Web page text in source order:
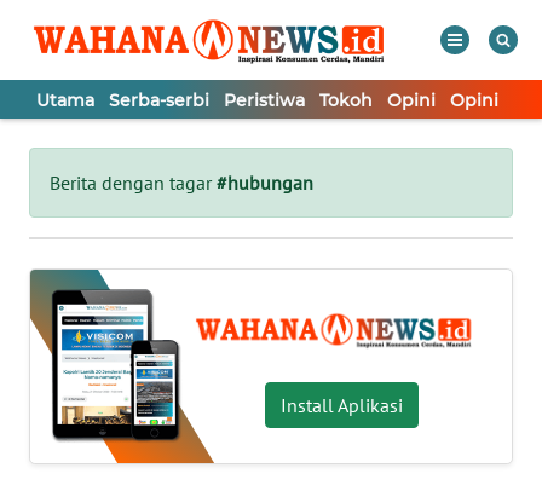
Utama Serba-serbi Peristiwa Tokoh Opini Opini
Berita dengan tagar#hubungan
Install Aplikasi
Tutup
UTAMA
SERBA-
SERBI
PERISTIWA
TOKOH